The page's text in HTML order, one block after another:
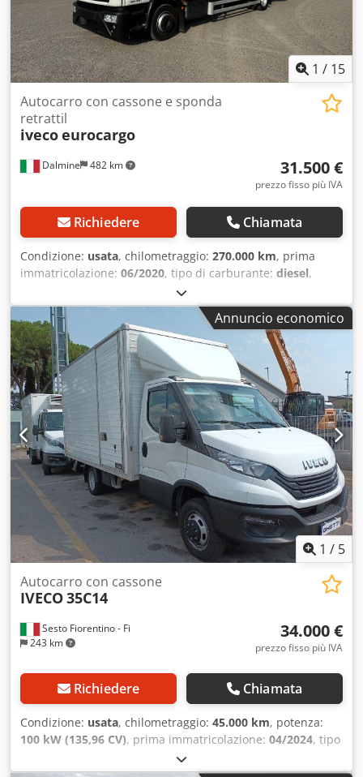
1 / 15
Dalmine 482 km
Autocarro con cassone e sponda
retrattil
ivecoeurocargo
31.500 €
prezzo fisso più IVA
Richiedere Chiamata
Condizione: usata, chilometraggio: 270.000 km, prima
immatricolazione: 06/2020, tipo di carburante: diesel,
, tipo di ingranaggio:
di emissione:Euro 6, Furgone box mt 7.50 x 2.45 x 2.34h
interno, porta laterale, saracinesca posteriore, sponda
idraulica retrattile posteriore, cambio automatico, km
270.000, aria condizionata, radio Prezzo sopra indicato più
iva 22% + immatricolazione Codezrpm Uspfx Amuerf
Annuncio economico
1 / 5
Sesto Fiorentino - Fi
243 km
Autocarro con cassone
IVECO35C14
34.000 €
prezzo fisso più IVA
Richiedere Chiamata
Condizione: usata, chilometraggio: 45.000 km, potenza:
100 kW (135,96 CV), prima immatricolazione: 04/2024, tipo
, colore:bianco
meccanico, Colore Bianco, VEICOLI COMMERCIALI Iveco